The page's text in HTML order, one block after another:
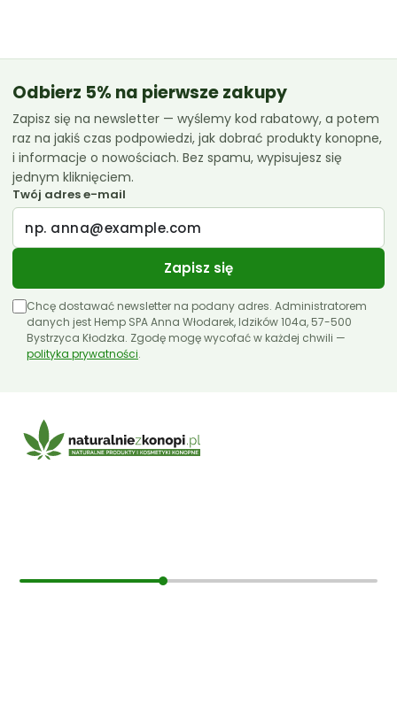
Odbierz 5% na pierwsze zakupy
Zapisz się na newsletter — wyślemy kod rabatowy, a potem
raz na jakiś czas podpowiedzi, jak dobrać produkty konopne,
i informacje o nowościach. Bez spamu, wypisujesz się
jednym kliknięciem.
Twój adres e-mail
Zapisz się
Chcę dostawać newsletter na podany adres. Administratorem
danych jest Hemp SPA Anna Włodarek, Idzików 104a, 57-500
Bystrzyca Kłodzka. Zgodę mogę wycofać w każdej chwili —
polityka prywatności.